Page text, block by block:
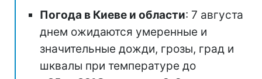
Погода в Киеве и области: 7 августа
днем ожидаются умеренные и
значительные дожди, грозы, град и
шквалы при температуре до